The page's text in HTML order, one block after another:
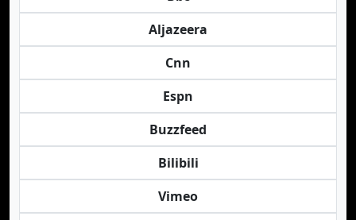
Aljazeera
Cnn
Espn
Buzzfeed
Bilibili
Vimeo